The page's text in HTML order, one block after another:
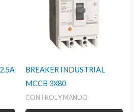
BREAKER INDUSTRIAL
MCCB 3X80
CONTROL Y MANDO